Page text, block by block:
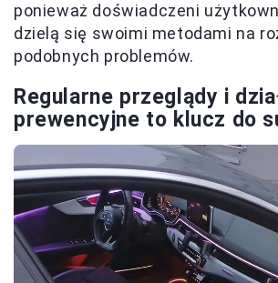
ponieważ doświadczeni
dzielą się swoimi metodami na
podobnych problemów.
Regularne przeglądy i
prewencyjne to klucz do